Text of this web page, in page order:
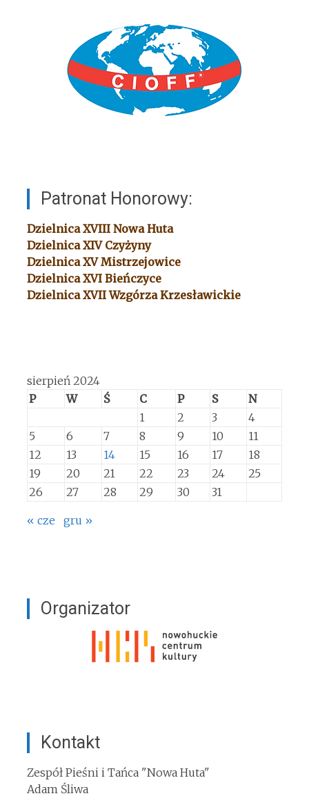
Patronat Honorowy:
Dzielnica XVIII Nowa Huta
Dzielnica XIV Czyżyny
Dzielnica XVMistrzejowice
Dzielnica XVI Bieńczyce
Dzielnica XVIIWzgórza Krzesławickie
sierpień 2024
P
W Ś C P S
N
1
2 3
4
5
6 7 8 9 10
11
12
13 14 15 16 17
18
19
20 21 22 23 24
25
26
27 28 29 30 31
« cze gru »
Organizator
Kontakt
Zespół Pieśni i Tańca "Nowa Huta"
Adam Śliwa